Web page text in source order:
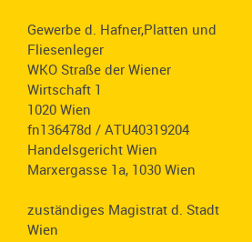
Gewerbe d. Hafner,Platten und
Fliesenleger
WKO Straße der Wiener
Wirtschaft 1
1020 Wien
fn136478d / ATU40319204
Handelsgericht Wien
Marxergasse 1a, 1030 Wien
zuständiges Magistrat d. Stadt
Wien